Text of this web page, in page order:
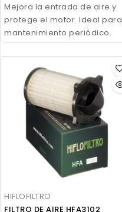
Mejora la entrada de aire y
protege el motor. Ideal para
mantenimiento periódico.
HIFLOFILTRO
FILTRO DE AIRE HFA3102